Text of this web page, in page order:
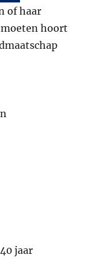
of haar
hoort
jaar